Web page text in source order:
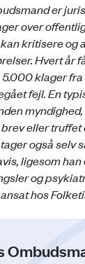
er
over
kritisere og
Hvert år
klager fra
fejl. En
eller
også selv
ligesom
og
hos